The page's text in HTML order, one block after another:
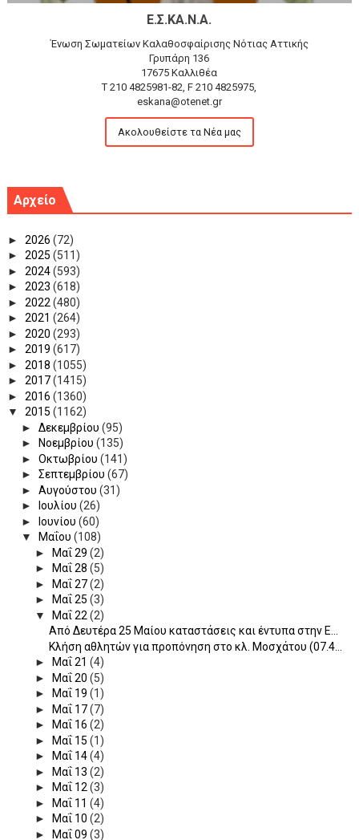
Ε.Σ.ΚΑ.Ν.Α.
Ένωση Σωματείων Καλαθοσφαίρισης Νότιας Αττικής
Γρυπάρη 136
17675 Καλλιθέα
T 210 4825981-82, F 210 4825975,
eskana@otenet.gr
Ακολουθείστε τα Νέα μας
Αρχείο
► 2026 (72)
► 2025 (511)
► 2024(593)
► 2023 (618)
► 2022 (480)
► 2021 (264)
► 2020 (293)
► 2019 (617)
► 2018 (1055)
► 2017(1415)
► 2016 (1360)
▼ 2015 (1162)
► Δεκεμβρίου (95)
►
Νοεμβρίου (135)
► Οκτωβρίου (141)
► Σεπτεμβρίου (67)
► Αυγούστου (31)
►
Ιουλίου (26)
►
Ιουνίου (60)
▼
Μαΐου (108)
►
Μαΐ 29 (2)
►
Μαΐ 28 (5)
►
Μαΐ 27(2)
►
Μαΐ 25 (3)
▼
Μαΐ 22 (2)
Από Δευτέρα 25 Μαίου καταστάσεις και έντυπα στην Ε...
Κλήση αθλητών για προπόνηση στο κλ. Μοσχάτου (07.4...
►
Μαΐ 21 (4)
►
Μαΐ 20 (5)
►
Μαΐ 19 (1)
►
Μαΐ 17(7)
►
Μαΐ 16 (2)
►
Μαΐ 15 (1)
►
Μαΐ 14(4)
►
Μαΐ 13 (2)
►
Μαΐ 12(3)
►
Μαΐ 11 (4)
►
Μαΐ 10 (2)
►
Μαΐ 09 (3)